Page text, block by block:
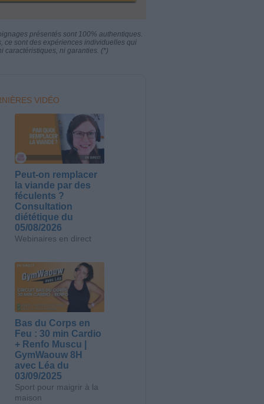
présentés sont 100% authentiques.
ce sont des expériences individuelles qui
caractéristiques, ni garanties. (*)
VIDÉO
Peut-on remplacer
la viande par des
féculents ?
Consultation
diététique du
05/08/2026
Webinaires en direct
Bas du Corps en
Feu : 30 min Cardio
+ Renfo Muscu |
GymWaouw 8H
avec Léa du
03/09/2025
Sport pour maigrir à la
maison